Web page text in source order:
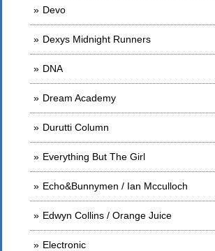
Devo
Dexys Midnight Runners
DNA
Dream Academy
Durutti Column
Everything But The Girl
Echo&Bunnymen / Ian Mcculloch
Edwyn Collins / Orange Juice
Electronic